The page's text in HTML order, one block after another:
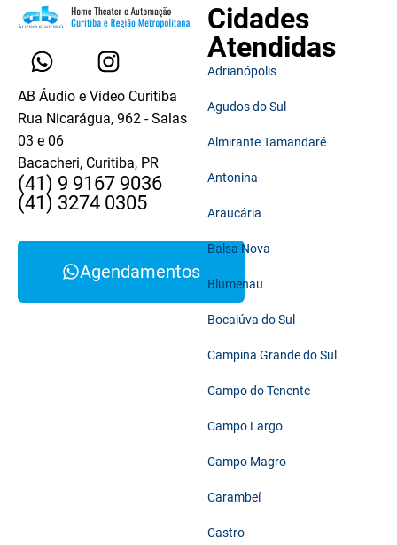
AB Áudio e Vídeo Curitiba
Rua Nicarágua, 962 - Salas
03 e 06
Bacacheri, Curitiba, PR
(41) 9 9167 9036
(41) 3274 0305
Agendamentos
Cidades
Atendidas
Adrianópolis
Agudos do Sul
Almirante Tamandaré
Antonina
Araucária
Balsa Nova
Blumenau
Bocaiúva do Sul
Campina Grande do Sul
Campo do Tenente
Campo Largo
Campo Magro
Carambeí
Castro